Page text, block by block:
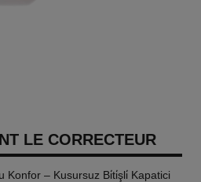
LE CORRECTEUR
Konfor – Kusursuz Bi̇ti̇şli̇ Kapatici